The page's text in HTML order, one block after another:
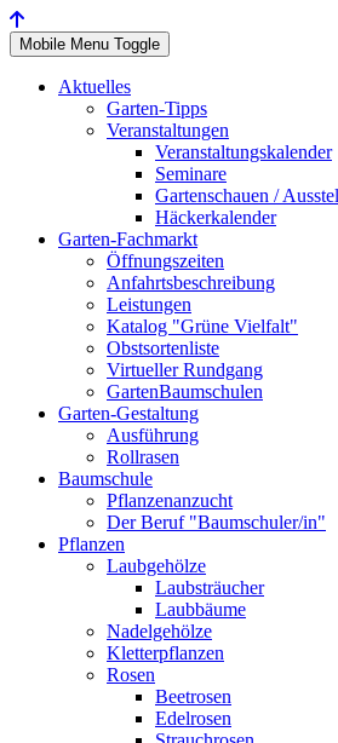
Mobile Menu Toggle
Aktuelles
Garten-Tipps
Veranstaltungen
Veranstaltungskalender
Seminare
Gartenschauen /
Häckerkalender
Garten-Fachmarkt
Öffnungszeiten
Anfahrtsbeschreibung
Leistungen
Katalog "Grüne Vielfalt"
Obstsortenliste
Virtueller Rundgang
GartenBaumschulen
Garten-Gestaltung
Ausführung
Rollrasen
Baumschule
Pflanzenanzucht
Der Beruf "Baumschuler/in"
Pflanzen
Laubgehölze
Laubsträucher
Laubbäume
Nadelgehölze
Kletterpflanzen
Rosen
Beetrosen
Edelrosen